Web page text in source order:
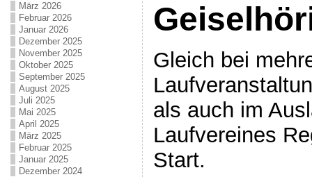
März 2026
Februar 2026
Januar 2026
Dezember 2025
November 2025
Oktober 2025
September 2025
August 2025
Juli 2025
Mai 2025
April 2025
März 2025
Februar 2025
Januar 2025
Dezember 2024
Gleich bei
als auch im
Laufvereines
Start.